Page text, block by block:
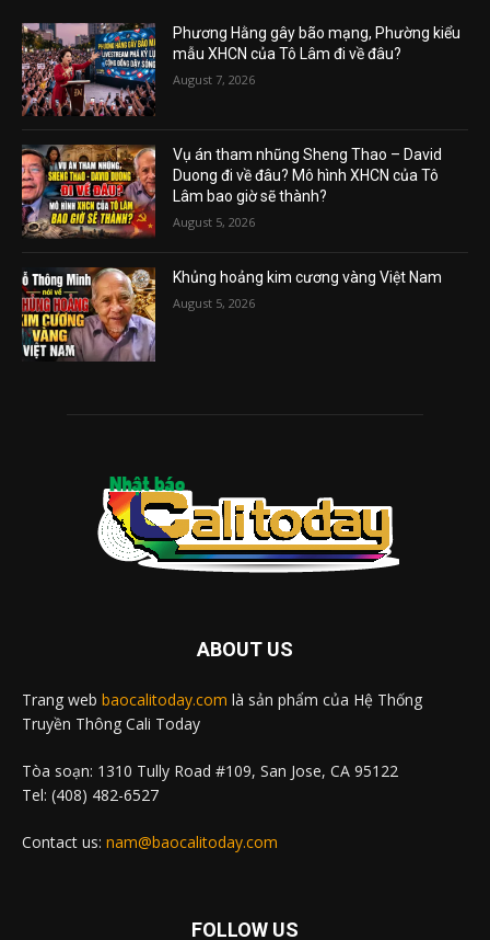
Phương Hằng gây bão mạng, Phường kiểu
mẫu XHCN của Tô Lâm đi về đâu?
August 7, 2026
Vụ án tham nhũng Sheng Thao – David
Duong đi về đâu? Mô hình XHCN của Tô
Lâm bao giờ sẽ thành?
August 5, 2026
Khủng hoảng kim cương vàng Việt Nam
August 5, 2026
ABOUT US
Trang web baocalitoday.com là sản phẩm của Hệ Thống
Truyền Thông Cali Today
Tòa soạn: 1310 Tully Road #109, San Jose, CA 95122
Tel: (408) 482-6527
Contact us: nam@baocalitoday.com
FOLLOW US